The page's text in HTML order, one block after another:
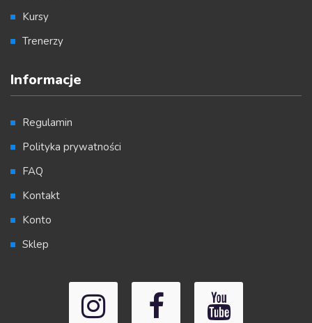
Kursy
Trenerzy
Informacje
Regulamin
Polityka prywatności
FAQ
Kontakt
Konto
Sklep